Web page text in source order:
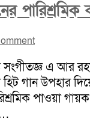
সংগীতজ্ঞ এ আর
গান উপহার
পাওয়া